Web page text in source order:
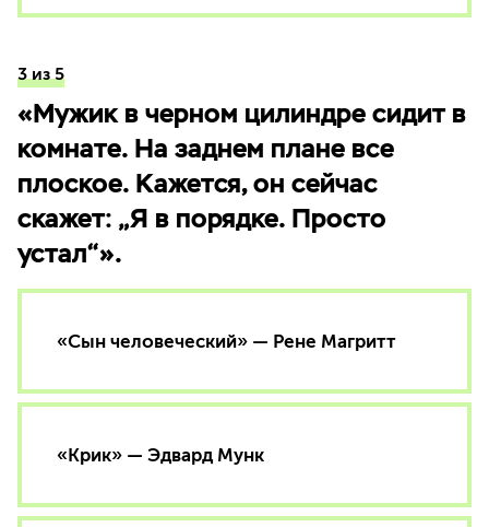
3 из 5
«Мужик в черном цилиндре сидит в
комнате. На заднем плане все
плоское. Кажется, он сейчас
скажет: „Я в порядке. Просто
устал“».
«Сын человеческий» — Рене Магритт
«Крик» — Эдвард Мунк